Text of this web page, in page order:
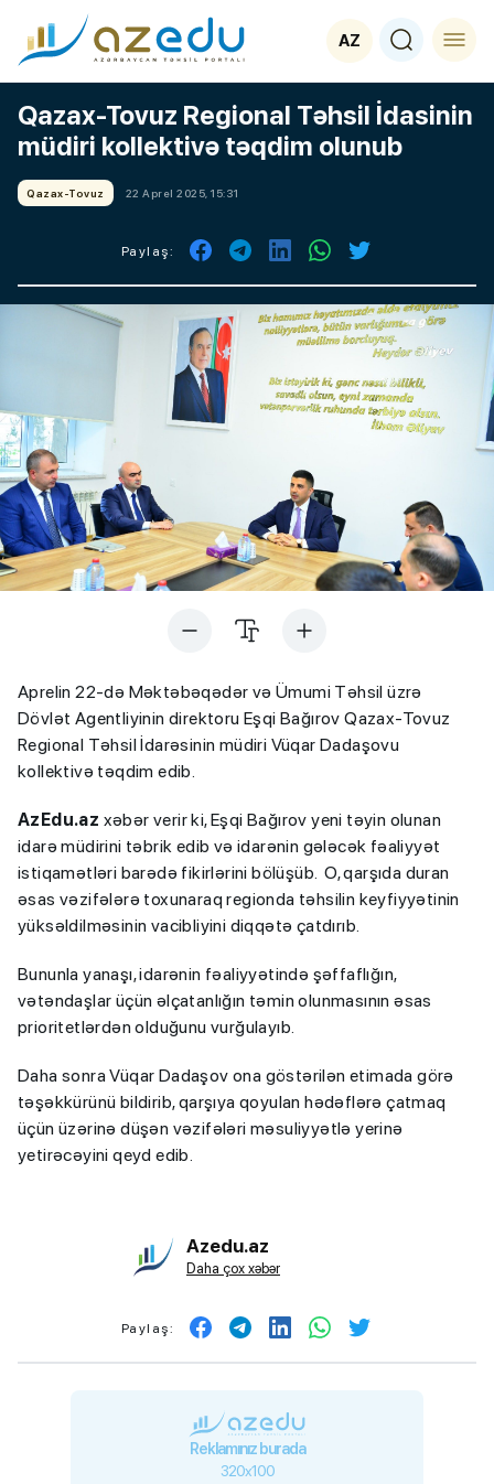
AZ
Qazax-Tovuz Regional Təhsil İdasinin
müdiri kollektivə təqdim olunub
Qazax-Tovuz 22 Aprel 2025, 15:31
Paylaş:
Aprelin 22-də Məktəbəqədər və Ümumi Təhsil üzrə
Dövlət Agentliyinin direktoru Eşqi Bağırov Qazax-Tovuz
Regional Təhsil İdarəsinin müdiri Vüqar Dadaşovu
kollektivə təqdim edib.
AzEdu.az xəbər verir ki, Eşqi Bağırov yeni təyin olunan
idarə müdirini təbrik edib və idarənin gələcək fəaliyyət
istiqamətləri barədə fikirlərini bölüşüb. O, qarşıda duran
əsas vəzifələrə toxunaraq regionda təhsilin keyfiyyətinin
yüksəldilməsinin vacibliyini diqqətə çatdırıb.
Bununla yanaşı, idarənin fəaliyyətində şəffaflığın,
vətəndaşlar üçün əlçatanlığın təmin olunmasının əsas
prioritetlərdən olduğunu vurğulayıb.
Daha sonra Vüqar Dadaşov ona göstərilən etimada görə
təşəkkürünü bildirib, qarşıya qoyulan hədəflərə çatmaq
üçün üzərinə düşən vəzifələri məsuliyyətlə yerinə
yetirəcəyini qeyd edib.
Azedu.az
Daha çox xəbər
Paylaş:
Reklamınız burada
320x100